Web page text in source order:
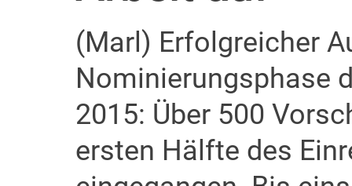
(Marl) Erfolgreicher
Nominierungsphase
2015: Über 500
ersten Hälfte des